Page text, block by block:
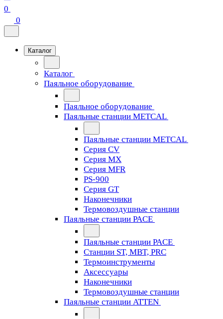
0
0
Каталог
Каталог
Паяльное оборудование
Паяльное оборудование
Паяльные станции METCAL
Паяльные станции METCAL
Серия CV
Серия MX
Серия MFR
PS-900
Серия GT
Наконечники
Термовоздушные станции
Паяльные станции PACE
Паяльные станции PACE
Станции ST, MBT, PRC
Термоинструменты
Аксессуары
Наконечники
Термовоздушные станции
Паяльные станции ATTEN